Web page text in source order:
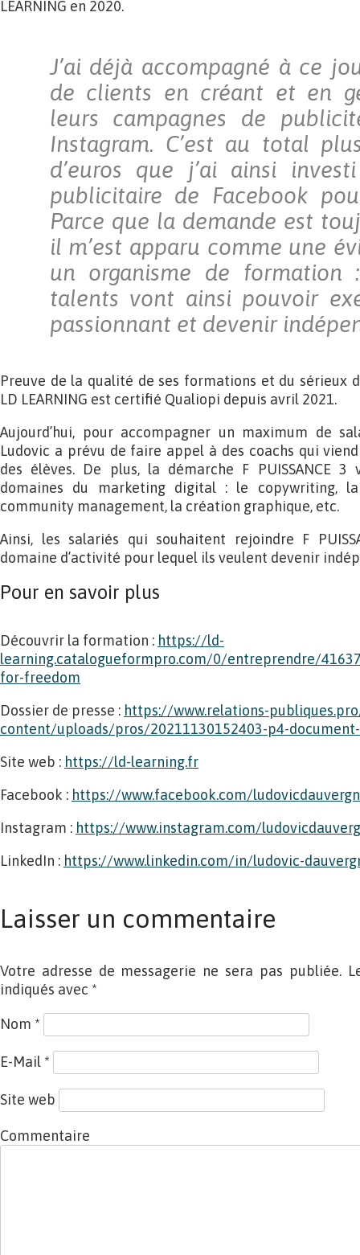
LEARNING en 2020.
J’ai déjà accompagné à ce
de clients en créant et en
leurs campagnes de
Instagram. C’est au total
d’euros que j’ai ainsi
publicitaire de Facebook
Parce que la demande est
il m’est apparu comme une
un organisme de formation
talents vont ainsi pouvoir
passionnant et devenir
Preuve de la qualité de ses formations et du sérieux
LD LEARNING est certifié Qualiopi depuis avril 2021.
Aujourd’hui, pour accompagner un maximum de
Ludovic a prévu de faire appel à des coachs qui
des élèves. De plus, la démarche F PUISSANCE
domaines du marketing digital : le copywriting,
community management, la création graphique, etc.
Ainsi, les salariés qui souhaitent rejoindre F
domaine d’activité pour lequel ils veulent devenir
Pour en savoir plus
Découvrir la formation : https://ld-
learning.catalogueformpro.com/0/entreprendre/
for-freedom
Dossier de presse : https://www.relations-
content/uploads/pros/20211130152403-p4-
Site web : https://ld-learning.fr
Facebook : https://www.facebook.com/
Instagram : https://www.instagram.com/
LinkedIn : https://www.linkedin.com/in/ludovic-
Laisser un commentaire
Votre adresse de messagerie ne sera pas publiée.
indiqués avec *
Nom *
E-Mail *
Site web
Commentaire